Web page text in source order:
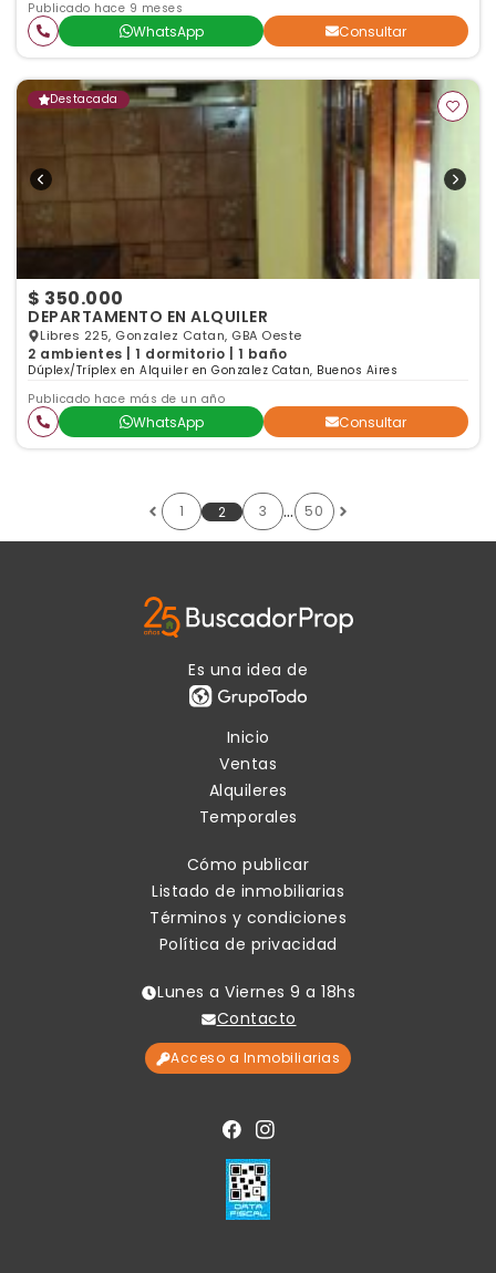
Publicado hace 9 meses
WhatsApp Consultar
Destacada
$ 350.000
DEPARTAMENTO EN ALQUILER
Libres 225, Gonzalez Catan, GBA Oeste
2 ambientes | 1 dormitorio | 1 baño
Dúplex/Tríplex en Alquiler en Gonzalez Catan, Buenos Aires
Publicado hace más de un año
WhatsApp Consultar
1 2 3 … 50
Es una idea de
Inicio
Ventas
Alquileres
Temporales
Cómo publicar
Listado de inmobiliarias
Términos y condiciones
Política de privacidad
Lunes a Viernes 9 a 18hs
Contacto
Acceso a Inmobiliarias